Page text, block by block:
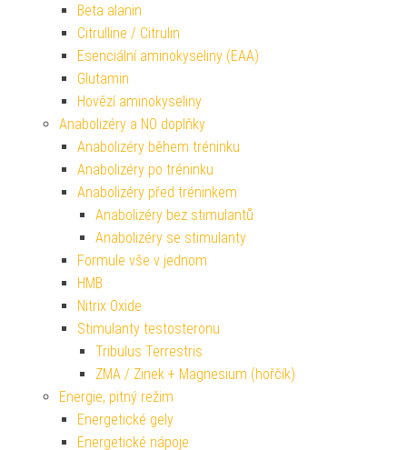
Beta alanin
Citrulline / Citrulin
Esenciální aminokyseliny (EAA)
Glutamin
Hovězí aminokyseliny
Anabolizéry a NO doplňky
Anabolizéry během tréninku
Anabolizéry po tréninku
Anabolizéry před tréninkem
Anabolizéry bez stimulantů
Anabolizéry se stimulanty
Formule vše v jednom
HMB
Nitrix Oxide
Stimulanty testosteronu
Tribulus Terrestris
ZMA / Zinek + Magnesium (hořčík)
Energie, pitný režim
Energetické gely
Energetické nápoje